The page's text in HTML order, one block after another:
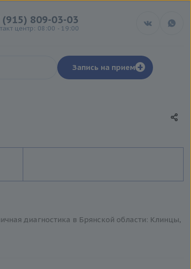
(915) 809-03-03
центр: 08:00 - 19:00
Запись на прием +
диагностика в Брянской области: Клинцы,